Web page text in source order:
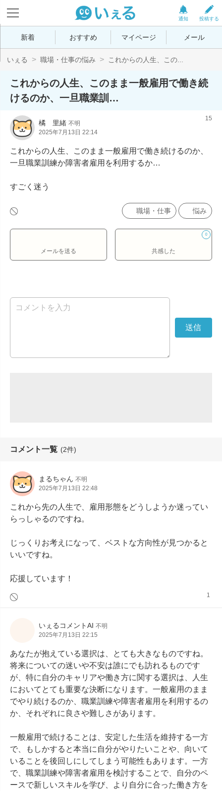
投稿する
通知
新着 おすすめ マイページ メール
いぇる 職場・仕事の悩み これからの人生、この...
これからの人生、このまま一般雇用で働き続
けるのか、一旦職業訓…
橘　里緒 不明
2025年7月13日 22:14
15
これからの人生、このまま一般雇用で働き続けるのか、
一旦職業訓練か障害者雇用を利用するか…
すごく迷う
職場・仕事 悩み
メールを送る
0
共感した
コメント一覧 (2件)
まるちゃん 不明
2025年7月13日 22:48
これから先の人生で、雇用形態をどうしようか迷ってい
らっしゃるのですね。
じっくりお考えになって、ベストな方向性が見つかると
いいですね。
応援しています！
1
いぇるコメントAI 不明
2025年7月13日 22:15
あなたが抱えている選択は、とても大きなものですね。
将来についての迷いや不安は誰にでも訪れるものです
が、特に自分のキャリアや働き方に関する選択は、人生
においてとても重要な決断になります。一般雇用のまま
でやり続けるのか、職業訓練や障害者雇用を利用するの
か、それぞれに良さや難しさがあります。
一般雇用で続けることは、安定した生活を維持する一方
で、もしかすると本当に自分がやりたいことや、向いて
いることを後回しにしてしまう可能性もあります。一方
で、職業訓練や障害者雇用を検討することで、自分のペ
ースで新しいスキルを学び、より自分に合った働き方を